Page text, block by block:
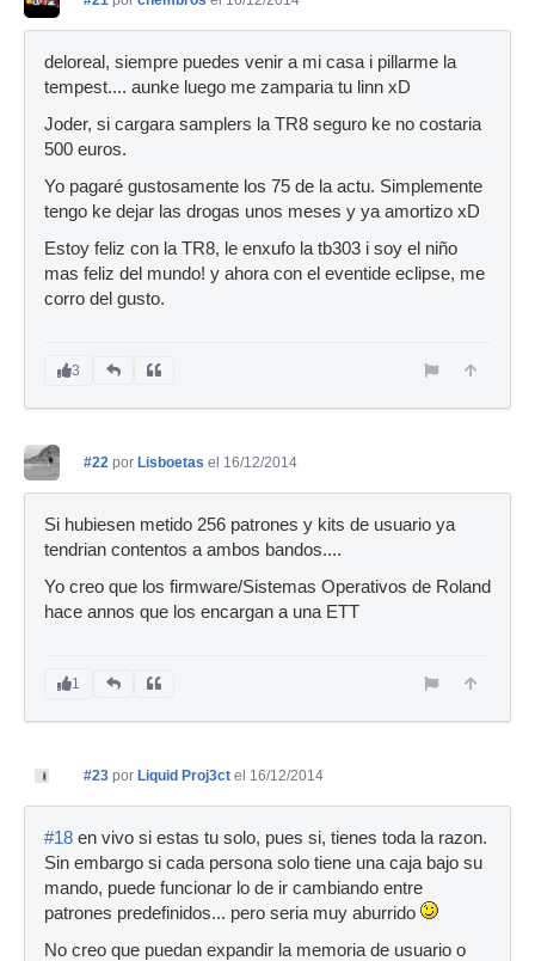
deloreal, siempre puedes venir a mi casa i pillarme la
tempest.... aunke luego me zamparia tu linn xD
Joder, si cargara samplers la TR8 seguro ke no costaria
500 euros.
Yo pagaré gustosamente los 75 de la actu. Simplemente
tengo ke dejar las drogas unos meses y ya amortizo xD
Estoy feliz con la TR8, le enxufo la tb303 i soy el niño
mas feliz del mundo! y ahora con el eventide eclipse, me
corro del gusto.
3
#22 por Lisboetas el 16/12/2014
Si hubiesen metido 256 patrones y kits de usuario ya
tendrian contentos a ambos bandos....
Yo creo que los firmware/Sistemas Operativos de Roland
hace annos que los encargan a una ETT
1
#23 por Liquid Proj3ct el 16/12/2014
#18 en vivo si estas tu solo, pues si, tienes toda la razon.
Sin embargo si cada persona solo tiene una caja bajo su
mando, puede funcionar lo de ir cambiando entre
patrones predefinidos... pero seria muy aburrido
No creo que puedan expandir la memoria de usuario o